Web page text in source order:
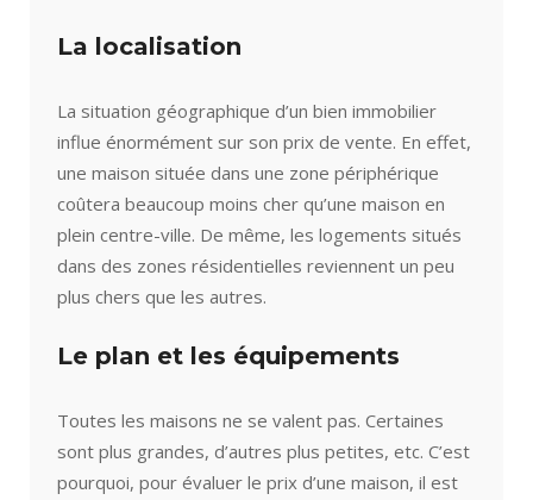
La localisation
La situation géographique d’un bien immobilier
influe énormément sur son prix de vente. En effet,
une maison située dans une zone périphérique
coûtera beaucoup moins cher qu’une maison en
plein centre-ville. De même, les logements situés
dans des zones résidentielles reviennent un peu
plus chers que les autres.
Le plan et les équipements
Toutes les maisons ne se valent pas. Certaines
sont plus grandes, d’autres plus petites, etc. C’est
pourquoi, pour évaluer le prix d’une maison, il est